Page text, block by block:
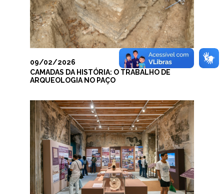
09/02/2026
CAMADAS DA HISTÓRIA: O TRABALHO DE
ARQUEOLOGIA NO PAÇO